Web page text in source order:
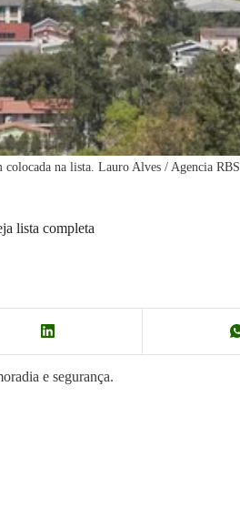
colocada na lista. Lauro Alves / Agencia RBS
lista completa
e segurança.